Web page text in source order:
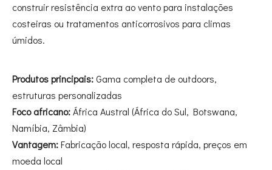
construir resistência extra ao vento para instalações
costeiras ou tratamentos anticorrosivos para climas
úmidos.
Produtos principais:Gama completa de outdoors,
estruturas personalizadas
Foco africano:África Austral (África do Sul, Botswana,
Namíbia, Zâmbia)
Vantagem:Fabricação local, resposta rápida, preços em
moeda local